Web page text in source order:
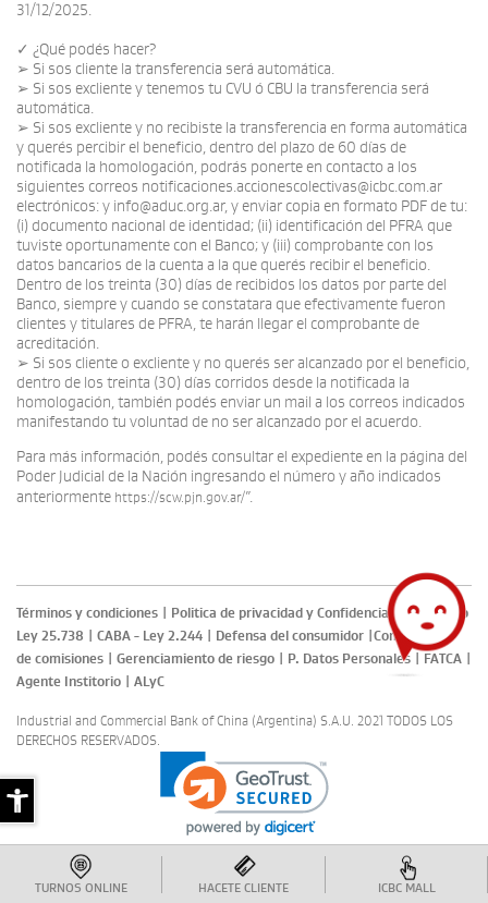
TURNOS ONLINE HACETE CLIENTE ICBC MALL
31/12/2025.
✓ ¿Qué podés hacer?
➢ Si sos cliente la transferencia será automática.
➢ Si sos excliente y tenemos tu CVU ó CBU la transferencia será
automática.
➢ Si sos excliente y no recibiste la transferencia en forma automática
y querés percibir el beneficio, dentro del plazo de 60 días de
notificada la homologación, podrás ponerte en contacto a los
siguientes correos notificaciones.accionescolectivas@icbc.com.ar
electrónicos: y info@aduc.org.ar, y enviar copia en formato PDF de tu:
(i) documento nacional de identidad; (ii) identificación del PFRA que
tuviste oportunamente con el Banco; y (iii) comprobante con los
datos bancarios de la cuenta a la que querés recibir el beneficio.
Dentro de los treinta (30) días de recibidos los datos por parte del
Banco, siempre y cuando se constatara que efectivamente fueron
clientes y titulares de PFRA, te harán llegar el comprobante de
acreditación.
➢ Si sos cliente o excliente y no querés ser alcanzado por el beneficio,
dentro de los treinta (30) días corridos desde la notificada la
homologación, también podés enviar un mail a los correos indicados
manifestando tu voluntad de no ser alcanzado por el acuerdo.
Para más información, podés consultar el expediente en la página del
Poder Judicial de la Nación ingresando el número y año indicados
anteriormente https://scw.pjn.gov.ar/”.
Términos y condiciones Politica de privacidad y Confidencialidad|Aviso
Ley 25.738
CABA - Ley 2.244 Defensa del consumidor
Comparación
de comisiones
Gerenciamiento de riesgo P. Datos Personales FATCA
Agente Institorio
ALyC
Industrial and Commercial Bank of China (Argentina) S.A.U. 2021 TODOS LOS
DERECHOS RESERVADOS.